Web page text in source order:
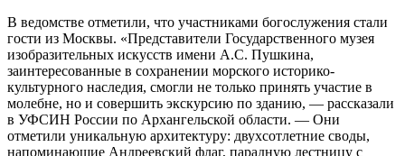
В ведомстве отметили, что участниками богослужения стали
гости из Москвы. «Представители Государственного музея
изобразительных искусств имени А.С. Пушкина,
заинтересованные в сохранении морского историко-
культурного наследия, смогли не только принять участие в
молебне, но и совершить экскурсию по зданию, — рассказали
в УФСИН России по Архангельской области. — Они
отметили уникальную архитектуру: двухсотлетние своды,
напоминающие Андреевский флаг, парадную лестницу с